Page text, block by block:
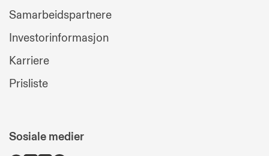
Samarbeidspartnere
Investorinformasjon
Karriere
Prisliste
Sosiale medier